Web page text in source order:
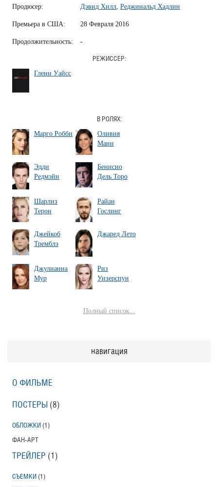
Продюсер: Дэвид Хилл Реджинальд Хадлин
Премьера в США: 28 Февраля 2016
Продолжительность: -
РЕЖИССЕР:
Гленн Уайсс
В РОЛЯХ:
Марго Робби
Оливия
Манн
Эдди
Редмэйн
Бенисио
Дель Торо
Шарлиз
Терон
Райан
Гослинг
Джейкоб
Тремблэ
Джаред Лето
Джулианна
Мур
Риз
Уизерспун
Полный список...
навигация
О ФИЛЬМЕ
ПОСТЕРЫ (8)
ОБЛОЖКИ (1)
ФАН-АРТ
ТРЕЙЛЕР (1)
СЪЕМКИ (1)